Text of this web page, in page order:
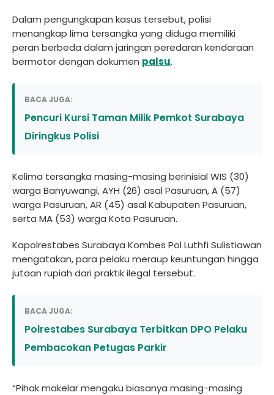
Dalam pengungkapan kasus tersebut, polisi
menangkap lima tersangka yang diduga memiliki
peran berbeda dalam jaringan peredaran kendaraan
bermotor dengan dokumen palsu.
BACA JUGA:
Pencuri Kursi Taman Milik Pemkot Surabaya
Diringkus Polisi
Kelima tersangka masing-masing berinisial WIS (30)
warga Banyuwangi, AYH (26) asal Pasuruan, A (57)
warga Pasuruan, AR (45) asal Kabupaten Pasuruan,
serta MA (53) warga Kota Pasuruan.
Kapolrestabes Surabaya Kombes Pol Luthfi Sulistiawan
mengatakan, para pelaku meraup keuntungan hingga
jutaan rupiah dari praktik ilegal tersebut.
BACA JUGA:
Polrestabes Surabaya Terbitkan DPO Pelaku
Pembacokan Petugas Parkir
“Pihak makelar mengaku biasanya masing-masing